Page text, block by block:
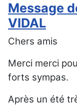
Message
VIDAL
Chers amis
Merci merci
forts sympas.
Après un été